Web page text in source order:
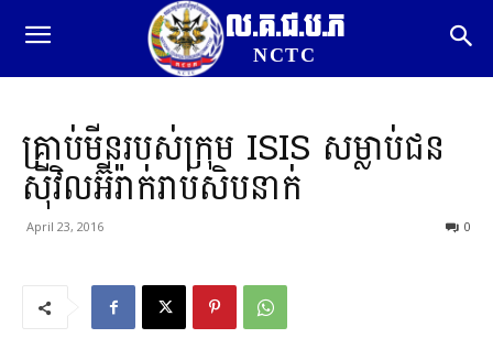
ល.គ.ជ.ប.ភ
NCTC
គ្រាប់មីនរបស់ក្រុម ISIS សម្លាប់ជន
ស៊ីវិលអ៊ីរ៉ាក់រាប់សិបនាក់
April 23, 2016 0